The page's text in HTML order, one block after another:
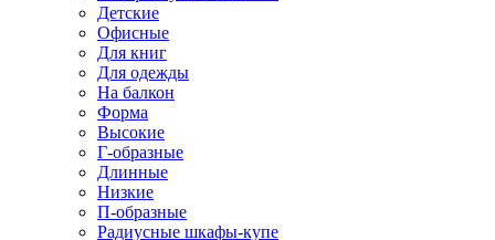
Детские
Офисные
Для книг
Для одежды
На балкон
Форма
Высокие
Г-образные
Длинные
Низкие
П-образные
Радиусные шкафы-купе